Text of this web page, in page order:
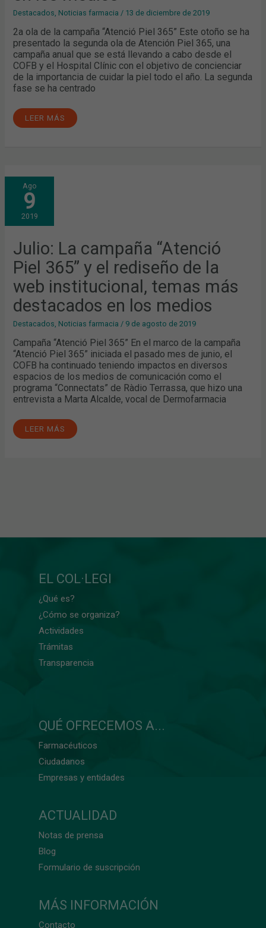
Destacados, Noticias farmacia / 13 de diciembre de 2019
2a ola de la campaña “Atenció Piel 365” Este otoño se ha
presentado la segunda ola de Atención Piel 365, una
campaña anual que se está llevando a cabo desde el
COFB y el Hospital Clínic con el objetivo de concienciar
de la importancia de cuidar la piel todo el año. La segunda
fase se ha centrado
LEER MÁS
Ago
9
2019
Julio: La campaña “Atenció
Piel 365” y el rediseño de la
web institucional, temas más
destacados en los medios
Destacados, Noticias farmacia / 9 de agosto de 2019
Campaña “Atenció Piel 365” En el marco de la campaña
“Atenció Piel 365” iniciada el pasado mes de junio, el
COFB ha continuado teniendo impactos en diversos
espacios de los medios de comunicación como el
programa “Connectats” de Ràdio Terrassa, que hizo una
entrevista a Marta Alcalde, vocal de Dermofarmacia
JULIO:
LA
CAMPAÑA
“ATENCIÓ
PIEL
365”
Y
REDISEÑO
DE
LA
WEB
INSTITUCIONAL,
TEMAS
MÁS
DESTACADOS
EN
LOS
MEDIOS
LEER MÁS
EL COL·LEGI
¿Qué es?
¿Cómo se organiza?
Actividades
Trámitas
Transparencia
QUÉ OFRECEMOS A...
Farmacéuticos
Ciudadanos
Empresas y entidades
ACTUALIDAD
Notas de prensa
Blog
Formulario de suscripción
MÁS INFORMACIÓN
Contacto